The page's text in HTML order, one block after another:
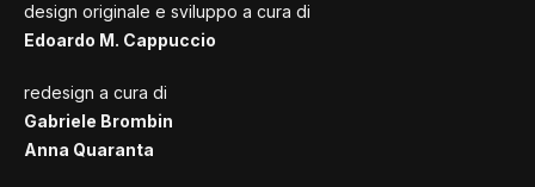
design originale e sviluppo a cura di
Edoardo M. Cappuccio
redesign a cura di
Gabriele Brombin
Anna Quaranta